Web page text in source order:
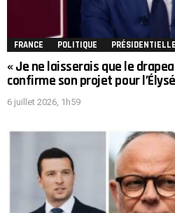
FRANCE POLITIQUE
« Je ne laisserais que le
confirme son projet pour
6 juillet 2026, 1h59